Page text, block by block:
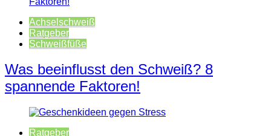
Achselschweiß
Ratgeber
Schweißfüße
Was beeinflusst den Schweiß? 8
spannende Faktoren!
Ratgeber